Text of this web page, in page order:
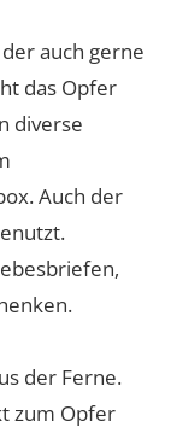
auch gerne
das Opfer
diverse
Auch der
der Ferne.
zum Opfer